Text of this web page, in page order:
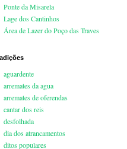
Ponte da Misarela
Lage dos Cantinhos
Área de Lazer do Poço das Traves
aguardente
arremates da agua
arremates de oferendas
cantar dos reis
desfolhada
dia dos atrancamentos
ditos populares